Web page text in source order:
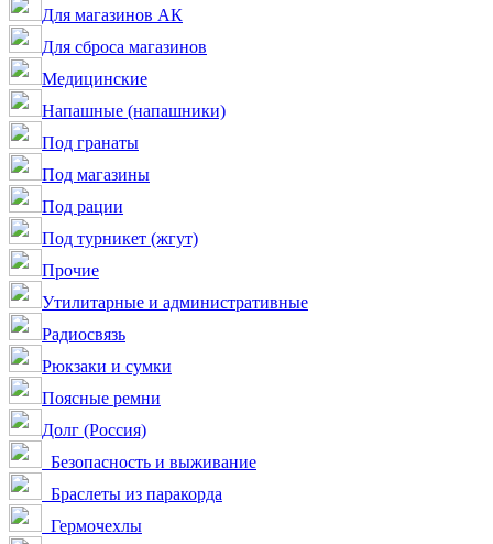
Для магазинов АК
Для сброса магазинов
Медицинские
Напашные (напашники)
Под гранаты
Под магазины
Под рации
Под турникет (жгут)
Прочие
Утилитарные и административные
Радиосвязь
Рюкзаки и сумки
Поясные ремни
Долг (Россия)
Безопасность и выживание
Браслеты из паракорда
Гермочехлы